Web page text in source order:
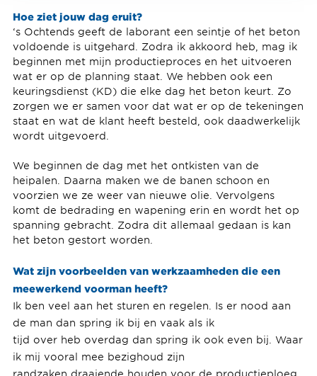
Hoe ziet jouw dag eruit?
‘s Ochtends geeft de laborant een seintje of het beton
voldoende is uitgehard. Zodra ik akkoord heb, mag ik
beginnen met mijn productieproces en het uitvoeren
wat er op de planning staat. We hebben ook een
keuringsdienst (KD) die elke dag het beton keurt. Zo
zorgen we er samen voor dat wat er op de tekeningen
staat en wat de klant heeft besteld, ook daadwerkelijk
wordt uitgevoerd.
We beginnen de dag met het ontkisten van de
heipalen. Daarna maken we de banen schoon en
voorzien we ze weer van nieuwe olie. Vervolgens
komt de bedrading en wapening erin en wordt het op
spanning gebracht. Zodra dit allemaal gedaan is kan
het beton gestort worden.
Wat zijn voorbeelden van werkzaamheden die een
meewerkend voorman heeft?
Ik ben veel aan het sturen en regelen. Is er nood aan
de man dan spring ik bij en vaak als ik
tijd over heb overdag dan spring ik ook even bij. Waar
ik mij vooral mee bezighoud zijn